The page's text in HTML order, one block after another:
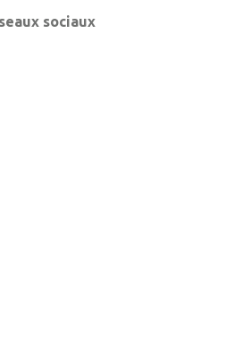
sociaux